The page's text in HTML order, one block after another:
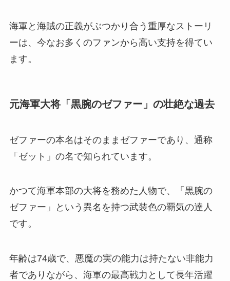
海軍と海賊の正義がぶつかり合う重厚なストーリ
ーは、今なお多くのファンから高い支持を得てい
ます。
元海軍大将「黒腕のゼファー」の壮絶な過去
ゼファーの本名はそのままゼファーであり、通称
「ゼット」の名で知られています。
かつて海軍本部の大将を務めた人物で、「黒腕の
ゼファー」という異名を持つ武装色の覇気の達人
です。
年齢は74歳で、悪魔の実の能力は持たない非能力
者でありながら、海軍の最高戦力として長年活躍